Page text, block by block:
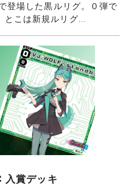
登場した黒ルリグ。０弾で
こは新規ルリグ...
入賞デッキ